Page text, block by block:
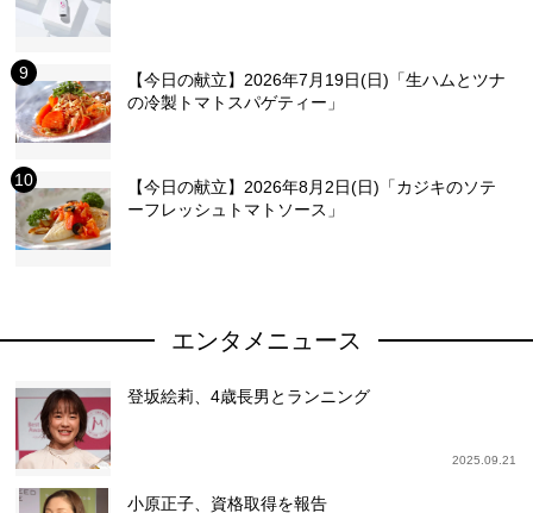
【今日の献立】2026年7月19日(日)「生ハムとツナ
の冷製トマトスパゲティー」
【今日の献立】2026年8月2日(日)「カジキのソテ
ーフレッシュトマトソース」
エンタメニュース
登坂絵莉、4歳長男とランニング
2025.09.21
小原正子、資格取得を報告